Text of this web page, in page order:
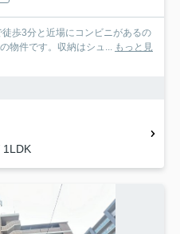
歩3分と近場にコンビニがあるの
物件です。収納はシュ... もっと見
1LDK